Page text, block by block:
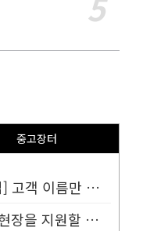
중고장터
[미전역 | 스마트폰 부업/창업] 고객 이름만 넣으면 평생 연금 20% ...
[구인]미시간 및 조지아 제조현장을 지원할 Customer Service...